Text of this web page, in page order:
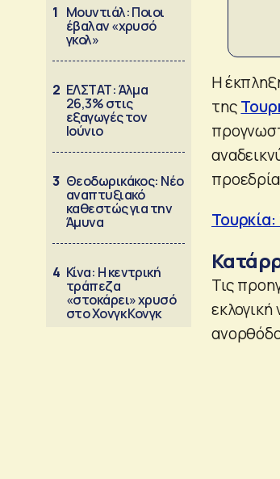
1 Μουντιάλ: Ποιοι
έβαλαν «χρυσό
γκολ»
2 ΕΛΣΤΑΤ: Άλμα
26,3% στις
εξαγωγές τον
Ιούνιο
3 Θεοδωρικάκος: Νέο
αναπτυξιακό
καθεστώς για την
Άμυνα
4 Κίνα: Η κεντρική
τράπεζα
«στοκάρει» χρυσό
στο Χονγκ Κονγκ
Η
της
Τουρκία:
Τις